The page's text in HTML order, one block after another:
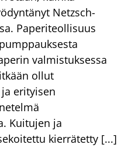
Netzsch-
Paperiteollisuus
valmistuksessa
ollut
erityisen
Kuitujen ja
kierrätetty [...]